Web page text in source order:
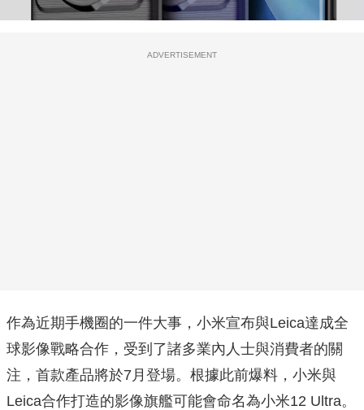
ADVERTISEMENT
作為近期手機圈的一件大事，小米宣布與Leica達成全
球影像戰略合作，受到了諸多業內人士與消費者的關
注，首款產品將於7月登場。根據此前爆料，小米與
Leica合作打造的影像旗艦可能會命名為小米12 Ultra。